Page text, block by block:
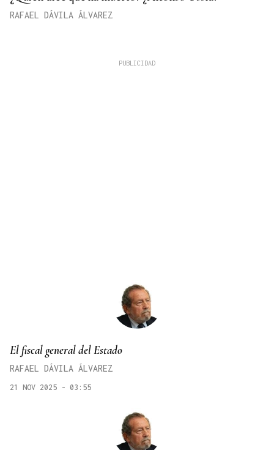
RAFAEL DÁVILA ÁLVAREZ
El fiscal general del Estado
RAFAEL DÁVILA ÁLVAREZ
21 NOV 2025 - 03:55